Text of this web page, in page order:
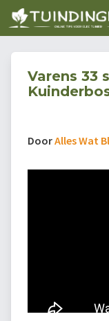
Varens 33
DoorAlles Wat